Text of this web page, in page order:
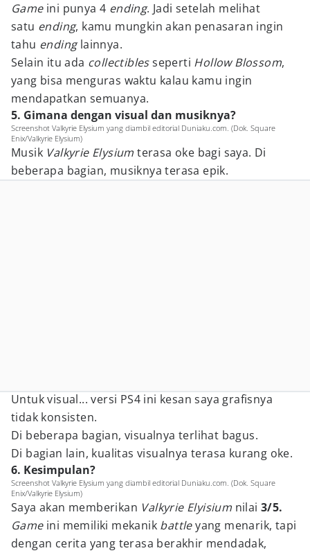
Game ini punya 4 ending. Jadi setelah melihat
satu ending, kamu mungkin akan penasaran ingin
tahu endinglainnya.
Selain itu ada collectiblesseperti Hollow Blossom,
yang bisa menguras waktu kalau kamu ingin
mendapatkan semuanya.
5. Gimana dengan visual dan musiknya?
Screenshot Valkyrie Elysium yang diambil editorial Duniaku.com. (Dok. Square
Enix/Valkyrie Elysium)
Musik Valkyrie Elysiumterasa oke bagi saya. Di
beberapa bagian, musiknya terasa epik.
Untuk visual... versi PS4 ini kesan saya grafisnya
tidak konsisten.
Di beberapa bagian, visualnya terlihat bagus.
Di bagian lain, kualitas visualnya terasa kurang oke.
6. Kesimpulan?
Screenshot Valkyrie Elysium yang diambil editorial Duniaku.com. (Dok. Square
Enix/Valkyrie Elysium)
Saya akan memberikan Valkyrie Elyisium nilai3/5.
Game ini memiliki mekanik battleyang menarik, tapi
dengan cerita yang terasa berakhir mendadak,